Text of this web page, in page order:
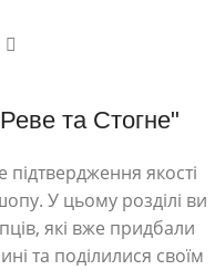
та Стогне"
підтвердження якості
У цьому розділі ви
які вже придбали
та поділилися своїм